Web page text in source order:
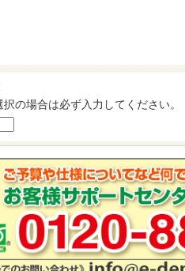
の場合は必ず入力してください。